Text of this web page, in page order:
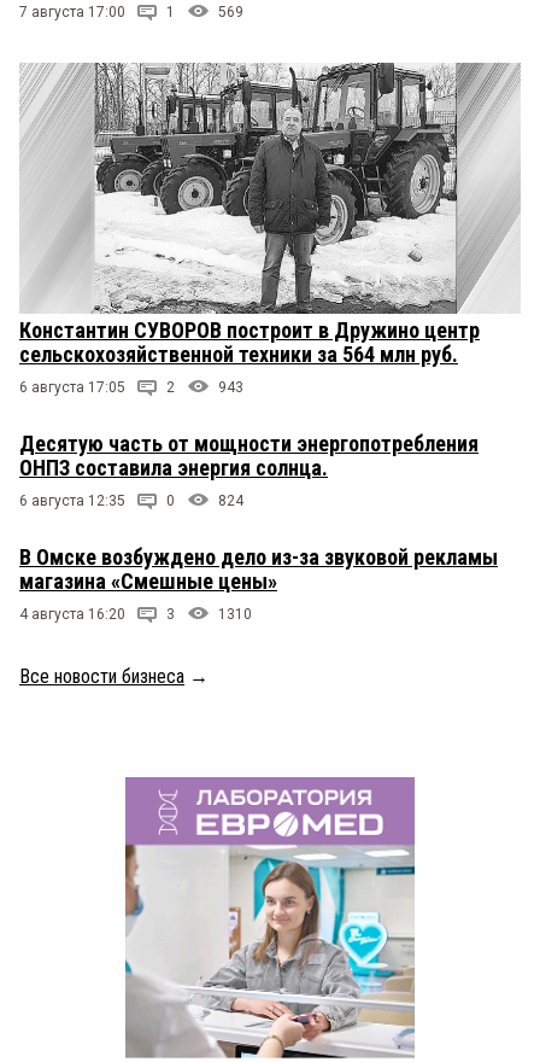
7 августа 17:00 1 569
Константин СУВОРОВ построит в Дружино центр
сельскохозяйственной техники за 564 млн руб.
6 августа 17:05 2 943
Десятую часть от мощности энергопотребления
ОНПЗ составила энергия солнца.
6 августа 12:35 0 824
В Омске возбуждено дело из-за звуковой рекламы
магазина «Смешные цены»
4 августа 16:20 3 1310
Все новости бизнеса →